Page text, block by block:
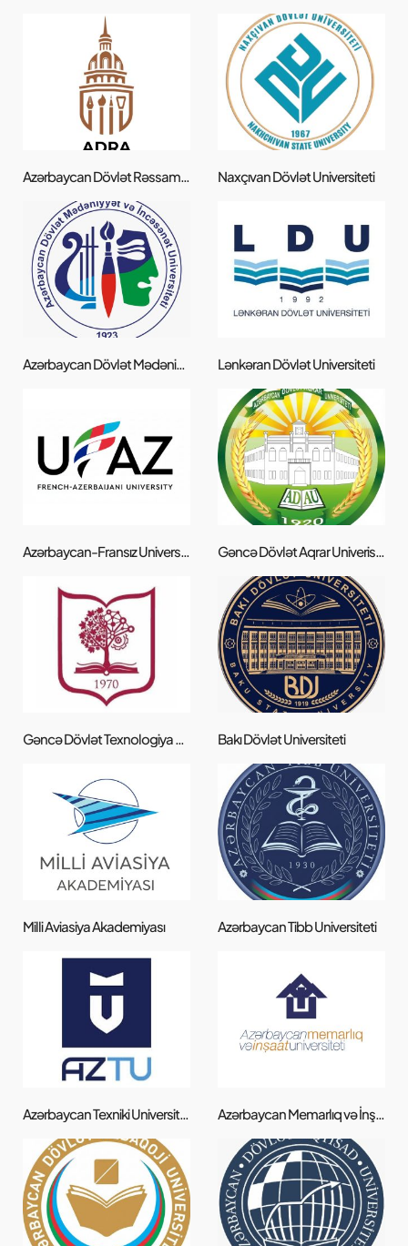
Naxçıvan Dövlət Universiteti
Azərbaycan Dövlət Mədəniyyət və İncəsənət Universiteti Lənkəran Dövlət Universiteti
Bakı Dövlət Universiteti
Milli Aviasiya Akademiyası Azərbaycan Tibb Universiteti
Azərbaycan Texniki Universiteti